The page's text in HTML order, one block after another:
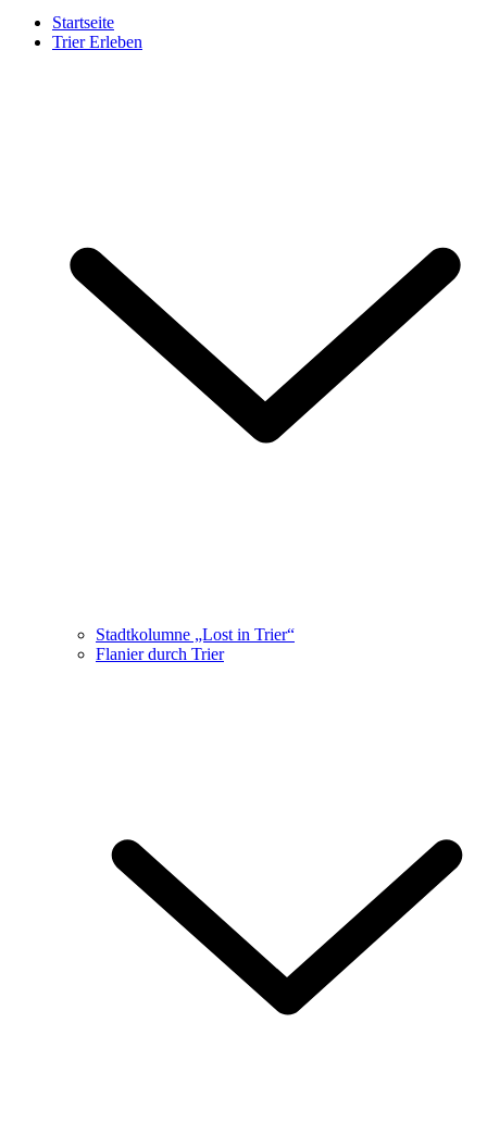
Startseite
Trier Erleben
Stadtkolumne „Lost in Trier“
Flanier durch Trier